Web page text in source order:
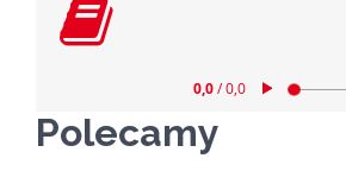
Polecamy